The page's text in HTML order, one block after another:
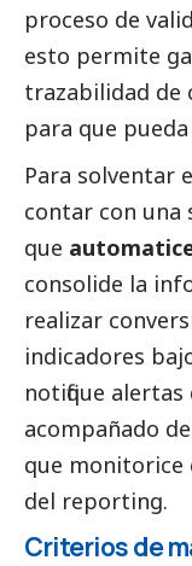
proceso de
esto permite
trazabilidad de
para que
Para solventar
contar con una
que
consolide la
realizar
indicadores
notifique
acompañado
que
del reporting.
Criterios de